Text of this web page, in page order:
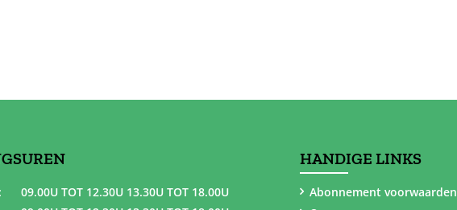
09.00U TOT 12.30U 13.30U TOT 18.00U
HANDIGE LINKS
Abonnement voorwaarden